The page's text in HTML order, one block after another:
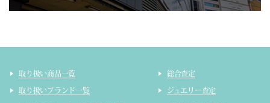
取り扱い商品一覧
取り扱いブランド一覧
総合査定
ジュエリー査定